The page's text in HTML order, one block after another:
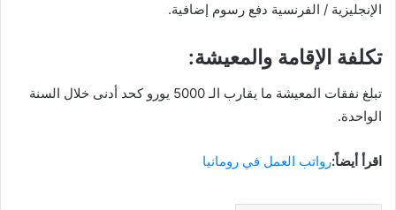
الإنجليزية / الفرنسية دفع رسوم إضافية.
تكلفة الإقامة والمعيشة:
تبلغ نفقات المعيشة ما يقارب الـ 5000 يورو كحد أدنى خلال السنة
الواحدة.
اقرأ أيضاً:رواتب العمل في رومانيا